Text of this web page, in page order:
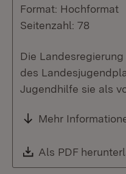
Format: Hochformat
Seitenzahl: 78
Die
des
Jugendhilfe sie als
Mehr
Download:
Als PDF